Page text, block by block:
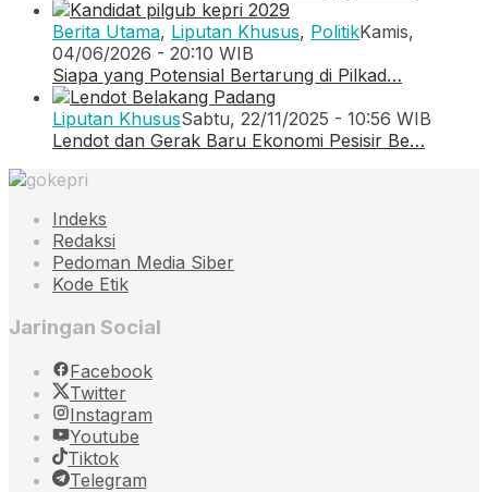
Berita Utama, Liputan Khusus, PolitikKamis,
04/06/2026 - 20:10 WIB
Siapa yang Potensial Bertarung di Pilkad…
Liputan KhususSabtu, 22/11/2025 - 10:56 WIB
Lendot dan Gerak Baru Ekonomi Pesisir Be…
Indeks
Redaksi
Pedoman Media Siber
Kode Etik
Jaringan Social
Facebook
Twitter
Instagram
Youtube
Tiktok
Telegram